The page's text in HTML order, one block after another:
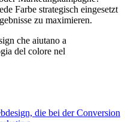
Farbe strategisch eingesetzt
zu maximieren.
die bei der Conversion